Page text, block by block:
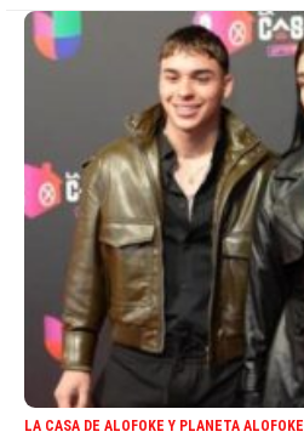
LA CASA DE ALOFOKE Y PLANETA ALOFOKE